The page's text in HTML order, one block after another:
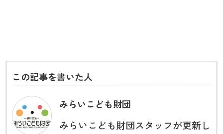
この記事を書いた人
みらいこども財団
みらいこども財団スタッフが更新し